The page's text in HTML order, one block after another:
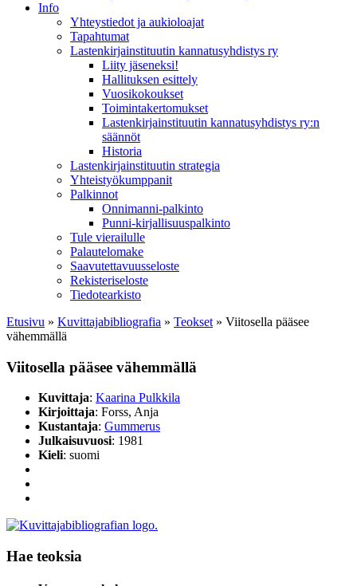
Info
Yhteystiedot ja aukioloajat
Tapahtumat
Lastenkirjainstituutin kannatusyhdistys ry
Liity jäseneksi!
Hallituksen esittely
Vuosikokoukset
Toimintakertomukset
Lastenkirjainstituutin kannatusyhdistys ry:n
säännöt
Historia
Lastenkirjainstituutin strategia
Yhteistyökumppanit
Palkinnot
Onnimanni-palkinto
Punni-kirjallisuuspalkinto
Tule vierailulle
Palautelomake
Saavutettavuusseloste
Rekisteriseloste
Tiedotearkisto
Etusivu » Kuvittaja­bibliografia » Teokset » Viitosella pääsee
vähemmällä
Viitosella pääsee vähemmällä
Kuvittaja: Kaarina Pulkkila
Kirjoittaja: Forss, Anja
Kustantaja: Gummerus
Julkaisuvuosi: 1981
Kieli: suomi
Hae teoksia